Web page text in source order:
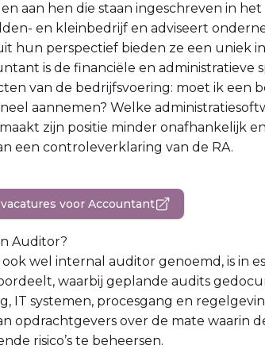
aan hen die staan ingeschreven in
en kleinbedrijf en adviseert
hun perspectief bieden ze een uniek
is de financiële en
van de bedrijfsvoering: moet ik
aannemen? Welke
zijn positie minder onafhankelijk
een controleverklaring van de RA.
voor Accountant
Auditor?
wel internal auditor genoemd, is in
waarbij geplande audits
IT systemen, procesgang en
opdrachtgevers over de mate waarin
risico’s te beheersen.